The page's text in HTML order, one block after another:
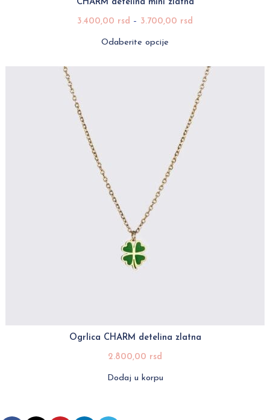
CHARM detelina mini zlatna
3.400,00 rsd – 3.700,00 rsd
Odaberite opcije
Ogrlica CHARM detelina zlatna
2.800,00 rsd
Dodaj u korpu